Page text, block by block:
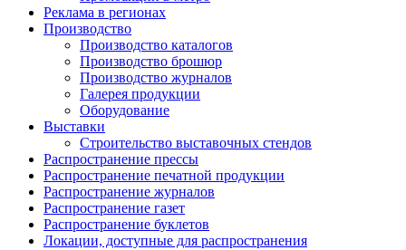
Реклама в регионах
Производство
Производство каталогов
Производство брошюр
Производство журналов
Галерея продукции
Оборудование
Выставки
Строительство выставочных стендов
Распространение прессы
Распространение печатной продукции
Распространение журналов
Распространение газет
Распространение буклетов
Локации, доступные для распространения